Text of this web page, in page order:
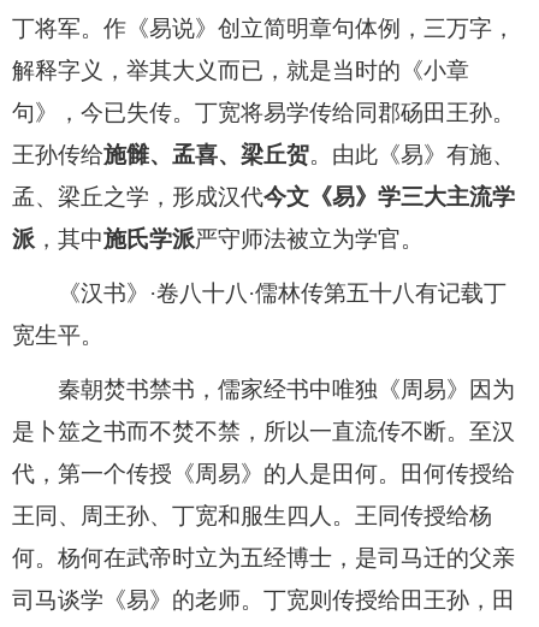
丁将军。作《易说》创立简明章句体例，三万字，
解释字义，举其大义而已，就是当时的《小章
句》，今已失传。丁宽将易学传给同郡砀田王孙。
王孙传给施雠、孟喜、梁丘贺。由此《易》有施、
孟、梁丘之学，形成汉代今文《易》学三大主流学
派 ，其中施氏学派严守师法被立为学官。
《汉书》·卷八十八·儒林传第五十八有记载丁
宽生平。
秦朝焚书禁书，儒家经书中唯独《周易》因为
是卜筮之书而不焚不禁，所以一直流传不断。至汉
代，第一个传授《周易》的人是田何。田何传授给
王同、周王孙、丁宽和服生四人。王同传授给杨
何。杨何在武帝时立为五经博士，是司马迁的父亲
司马谈学《易》的老师。丁宽则传授给田王孙，田